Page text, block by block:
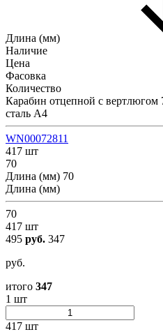
Длина (мм)
Наличие
Цена
Фасовка
Количество
Карабин отцепной с
сталь А4
WN00072811
417 шт
70
Длина (мм) 70
Длина (мм)
70
417 шт
495 руб. 347
руб.
итого 347
1 шт
417 шт